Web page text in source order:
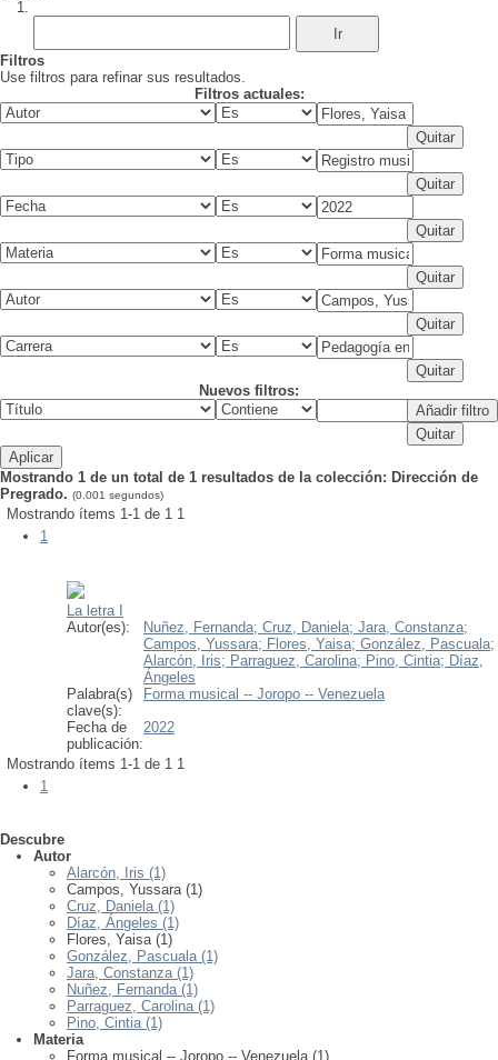
Filtros
Use filtros para refinar sus resultados.
Filtros actuales:
Nuevos filtros:
Mostrando 1 de un total de 1 resultados de la colección: Dirección de
Pregrado. (0.001 segundos)
Mostrando ítems 1-1 de 1 1
1
La letra I
Autor(es):
Nuñez, Fernanda; Cruz, Daniela; Jara, Constanza;
Campos, Yussara; Flores, Yaisa; González, Pascuala;
Alarcón, Iris; Parraguez, Carolina; Pino, Cintia; Díaz,
Ángeles
Palabra(s)
clave(s):
Forma musical -- Joropo -- Venezuela
Fecha de
publicación:
2022
Mostrando ítems 1-1 de 1 1
1
Descubre
Autor
Alarcón, Iris (1)
Campos, Yussara (1)
Cruz, Daniela (1)
Díaz, Ángeles (1)
Flores, Yaisa (1)
González, Pascuala (1)
Jara, Constanza (1)
Nuñez, Fernanda (1)
Parraguez, Carolina (1)
Pino, Cintia (1)
Materia
Forma musical -- Joropo -- Venezuela (1)